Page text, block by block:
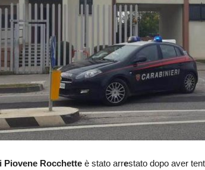
Piovene Rocchette è stato arrestato dopo aver